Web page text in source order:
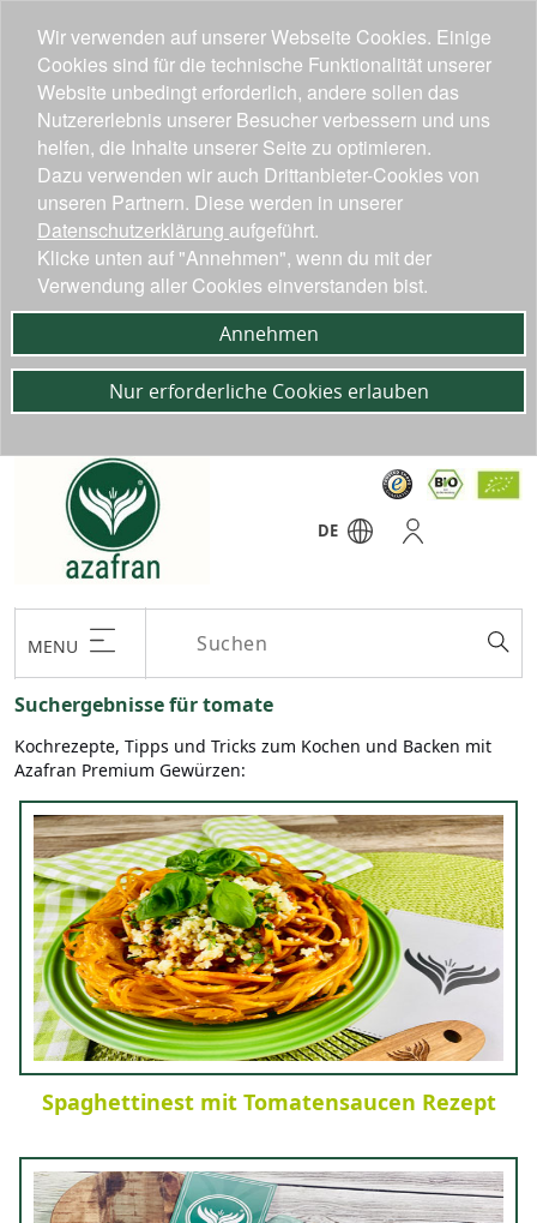
DE
MENU
Suchergebnisse für tomate
Kochrezepte, Tipps und Tricks zum Kochen und Backen mit
Azafran Premium Gewürzen:
Spaghettinest mit Tomatensaucen Rezept
Wir verwenden auf unserer Webseite Cookies. Einige
Cookies sind für die technische Funktionalität unserer
Website unbedingt erforderlich, andere sollen das
Nutzererlebnis unserer Besucher verbessern und uns
helfen, die Inhalte unserer Seite zu optimieren.
Dazu verwenden wir auch Drittanbieter-Cookies von
unseren Partnern. Diese werden in unserer
Datenschutzerklärung aufgeführt.
Klicke unten auf "Annehmen", wenn du mit der
Verwendung aller Cookies einverstanden bist.
Annehmen
Nur erforderliche Cookies erlauben